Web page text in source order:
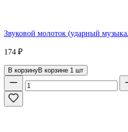
Звуковой молоток (ударный
174 ₽
В корзинуВ корзине 1 шт